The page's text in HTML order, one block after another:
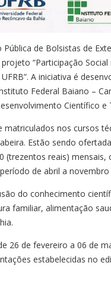
de Bolsistas de
“Participação
A iniciativa é
Federal Baiano –
Científico e
nos cursos
Estão sendo
(trezentos reais)
de abril a novembro
do conhecimento
familiar, alimentação
26 de fevereiro a 06 de
estabelecidas no